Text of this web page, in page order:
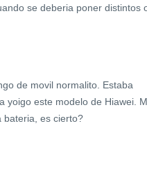
se deberia poner distintos
de movil normalito. Estaba
yoigo este modelo de Hiawei.
bateria, es cierto?